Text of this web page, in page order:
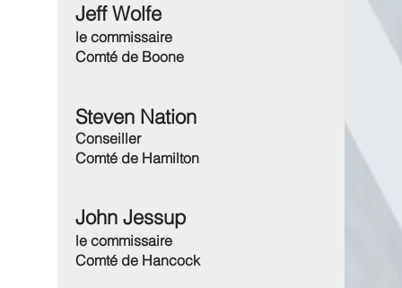
Jeff Wolfe
le commissaire
Comté de Boone
Steven Nation
Conseiller
Comté de Hamilton
John Jessup
le commissaire
Comté de Hancock